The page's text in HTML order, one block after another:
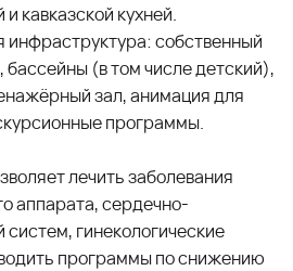
кавказской кухней.
инфраструктура: собственный
(в том числе детский),
зал, анимация для
программы.
лечить заболевания
аппарата, сердечно-
гинекологические
программы по снижению